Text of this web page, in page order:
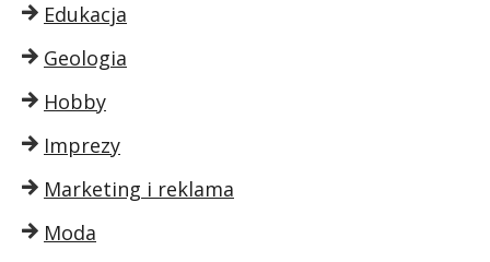
Edukacja
Geologia
Hobby
Imprezy
Marketing i reklama
Moda